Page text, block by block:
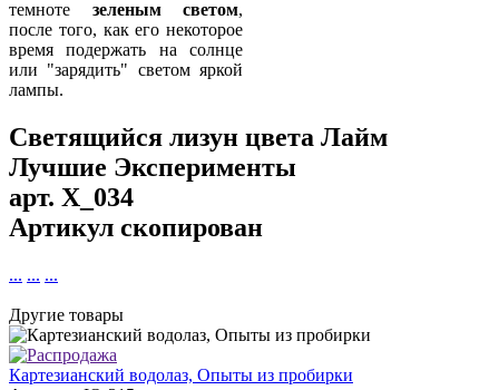
темноте зеленым светом,
после того, как его некоторое
время подержать на солнце
или "зарядить" светом яркой
лампы.
Светящийся лизун цвета Лайм
Лучшие Эксперименты
арт. X_034
Артикул скопирован
... ... ...
Другие товары
Картезианский водолаз, Опыты из пробирки